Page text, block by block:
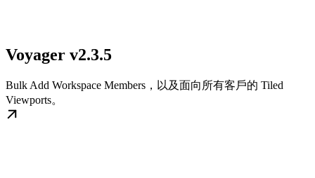
Voyager v2.3.5
Bulk Add Workspace Members，以及面向所有客戶的 Tiled
Viewports。